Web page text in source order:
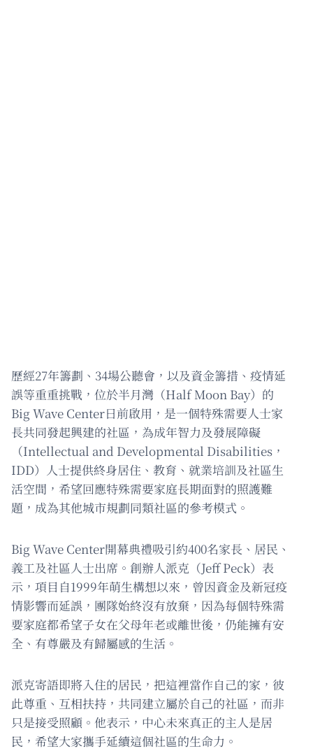
歷經27年籌劃、34場公聽會，以及資金籌措、疫情延
誤等重重挑戰，位於半月灣（Half Moon Bay）的
Big Wave Center日前啟用，是一個特殊需要人士家
長共同發起興建的社區，為成年智力及發展障礙
（Intellectual and Developmental Disabilities，
IDD）人士提供終身居住、教育、就業培訓及社區生
活空間，希望回應特殊需要家庭長期面對的照護難
題，成為其他城市規劃同類社區的參考模式。
Big Wave Center開幕典禮吸引約400名家長、居民、
義工及社區人士出席。創辦人派克（Jeff Peck）表
示，項目自1999年萌生構想以來，曾因資金及新冠疫
情影響而延誤，團隊始終沒有放棄，因為每個特殊需
要家庭都希望子女在父母年老或離世後，仍能擁有安
全、有尊嚴及有歸屬感的生活。
派克寄語即將入住的居民，把這裡當作自己的家，彼
此尊重、互相扶持，共同建立屬於自己的社區，而非
只是接受照顧。他表示，中心未來真正的主人是居
民，希望大家攜手延續這個社區的生命力。